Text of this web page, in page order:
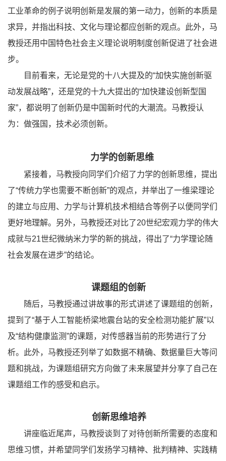
工业革命的例子说明创新是发展的第一动力，创新的本质是
求异，并指出科技、文化与理论都应创新的观点。此外，马
教授还用中国特色社会主义理论说明制度创新促进了社会进
步。
目前看来，无论是党的十八大提及的“加快实施创新驱
动发展战略”，还是党的十九大提出的“加快建设创新型国
家”，都说明了创新仍是中国新时代的大潮流。马教授认
为：做强国，技术必须创新。
力学的创新思维
紧接着，马教授向同学们介绍了力学的创新思维，提出
了“传统力学也需要不断创新”的观点，并举出了一维梁理论
的建立与应用、力学与计算机技术相结合等例子以便同学们
更好地理解。另外，马教授还对比了20世纪宏观力学的伟大
成就与21世纪微纳米力学的新的挑战，得出了“力学理论随
社会发展在进步”的结论。
课题组的创新
随后，马教授通过讲故事的形式讲述了课题组的创新，
提到了“基于人工智能桥梁地震台站的安全检测功能扩展”以
及“结构健康监测”的课题，对传感器当前的形势进行了分
析。此外，马教授还列举了如数据不精确、数据量巨大等问
题和挑战，为课题组研究方向做了未来展望并分享了自己在
课题组工作的感受和启示。
创新思维培养
讲座临近尾声，马教授谈到了对待创新所需要的态度和
思维习惯，并希望同学们发扬学习精神、批判精神、实践精